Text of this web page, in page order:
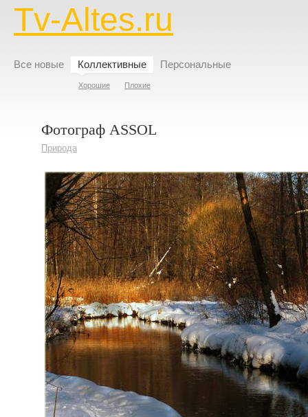
Tv-Altes.ru
Все новые Коллективные
Хорошие Плохие
Персональные
Фотограф ASSOL
Природа